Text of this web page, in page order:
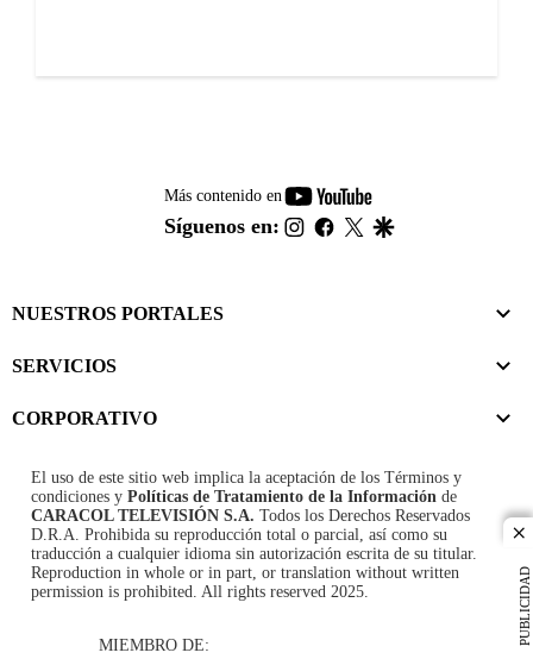
PUBLICIDAD
Más contenido en
youtube-
footer
Síguenos en: instagram
facebook
twitter
NUESTROS PORTALES
SERVICIOS
CORPORATIVO
El uso de este sitio web implica la aceptación de los Términos y
condiciones y Políticas de Tratamiento de la Información de
CARACOL TELEVISIÓN S.A. Todos los Derechos Reservados
D.R.A. Prohibida su reproducción total o parcial, así como su
traducción a cualquier idioma sin autorización escrita de su titular.
Reproduction in whole or in part, or translation without written
permission is prohibited. All rights reserved 2025.
MIEMBRO DE: